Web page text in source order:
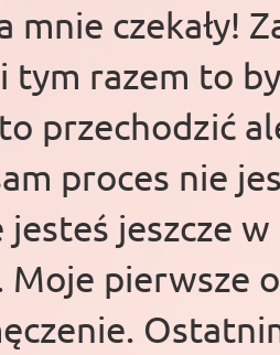
mnie czekały!
tym razem to
przechodzić
proces nie
jesteś jeszcze
Moje pierwsze